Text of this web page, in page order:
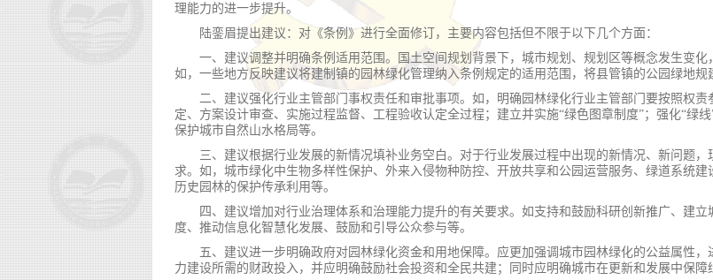
理能力的进一步提升。
陆銮眉提出建议：对《条例》进行全面修订，主要内容包括但不限于以下几个方面：
一、建议调整并明确条例适用范围。国土空间规划背景下，城市规划、规划区等概念发生变化
如，一些地方反映建议将建制镇的园林绿化管理纳入条例规定的适用范围，将县管镇的公园绿地规
二、建议强化行业主管部门事权责任和审批事项。如，明确园林绿化行业主管部门要按照权
定、方案设计审查、实施过程监督、工程验收认定全过程；建立并实施“绿色图章制度”；强化“绿线
保护城市自然山水格局等。
三、建议根据行业发展的新情况填补业务空白。对于行业发展过程中出现的新情况、新问题
求。如，城市绿化中生物多样性保护、外来入侵物种防控、开放共享和公园运营服务、绿道系统建
历史园林的保护传承利用等。
四、建议增加对行业治理体系和治理能力提升的有关要求。如支持和鼓励科研创新推广、建
度、推动信息化智慧化发展、鼓励和引导公众参与等。
五、建议进一步明确政府对园林绿化资金和用地保障。应更加强调城市园林绿化的公益属性
力建设所需的财政投入，并应明确鼓励社会投资和全民共建；同时应明确城市在更新和发展中保障